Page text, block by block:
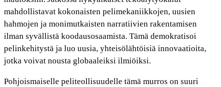
mahdollistavat kokonaisten pelimekaniikkojen, uusien
hahmojen ja monimutkaisten narratiivien rakentamisen
ilman syvällistä koodausosaamista. Tämä demokratisoi
pelinkehitystä ja luo uusia, yhteisölähtöisiä innovaatioita,
jotka voivat nousta globaaleiksi ilmiöiksi.
Pohjoismaiselle peliteollisuudelle tämä murros on suuri